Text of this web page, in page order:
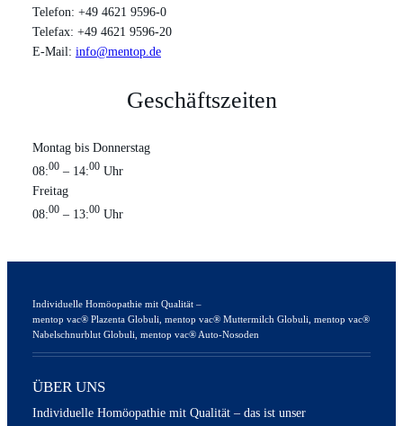
Telefon: +49 4621 9596-0
Telefax: +49 4621 9596-20
E-Mail: info@mentop.de
Geschäftszeiten
Montag bis Donnerstag
08:00 – 14:00 Uhr
Freitag
08:00 – 13:00 Uhr
Individuelle Homöopathie mit Qualität –
mentop vac® Plazenta Globuli, mentop vac® Muttermilch Globuli, mentop vac®
Nabelschnurblut Globuli, mentop vac® Auto-Nosoden
ÜBER UNS
Individuelle Homöopathie mit Qualität – das ist unser